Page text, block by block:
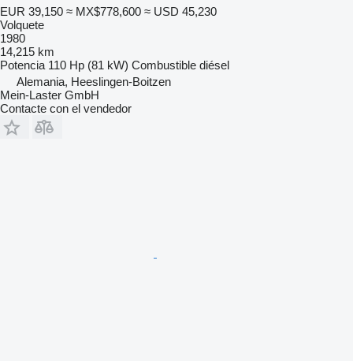
EUR 39,150 ≈ MX$778,600 ≈ USD 45,230
Volquete
1980
14,215 km
Potencia 110 Hp (81 kW) Combustible diésel
Alemania, Heeslingen-Boitzen
Mein-Laster GmbH
Contacte con el vendedor